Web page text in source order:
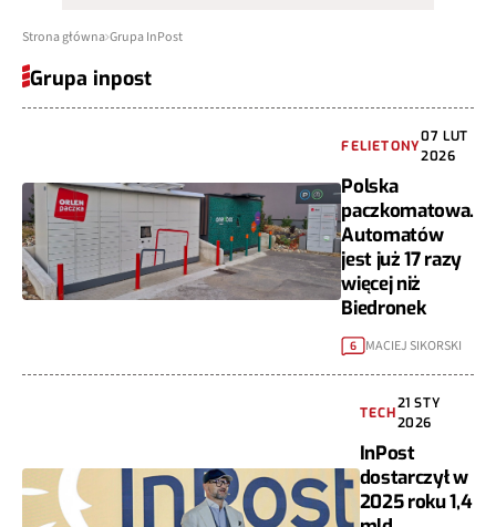
Strona główna Grupa InPost
Grupa inpost
FELIETONY
07 LUT
2026
Polska
paczkomatowa.
Automatów
jest już 17 razy
więcej niż
Biedronek
6 MACIEJ SIKORSKI
TECH
21 STY
2026
InPost
dostarczył w
2025 roku 1,4